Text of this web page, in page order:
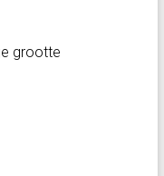
grootte